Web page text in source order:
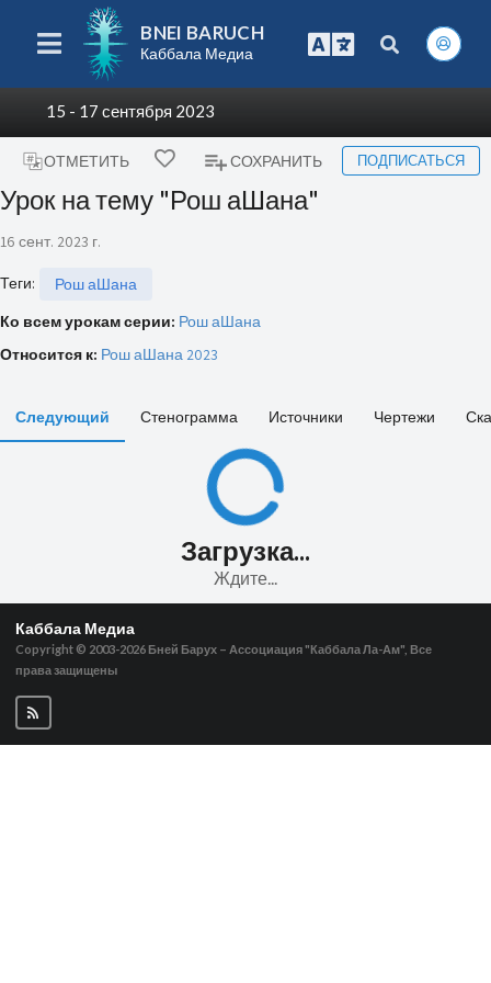
BNEI BARUCH
Каббала Медиа
15 - 17 сентября 2023
ОТМЕТИТЬ СОХРАНИТЬ ПОДПИСАТЬСЯ
Урок на тему "Рош аШана"
16 сент. 2023 г.
Теги:
Рош аШана
Ко всем урокам серии: Рош аШана
Относится к: Рош аШана 2023
Следующий Стенограмма Источники Чертежи
Загрузка...
Ждите...
Каббала Медиа
Copyright © 2003-2026 Бней Барух – Ассоциация "Каббала Ла-Ам", Все
права защищены